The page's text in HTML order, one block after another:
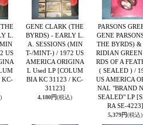
L.
US
KC-
GENE CLARK (THE
BYRDS) - EARLY L.
A. SESSIONS (MIN
T-/MINT-) / 1972 US
AMERICA ORIGINA
L Used LP [COLUM
BIA KC 31123 / KC-
31123]
4,180円(税込)
PARSONS
GENE
THE BYRDS)
RIDIAN
RDS OF A
( SEALED ) /
US AMERICA
NAL "BRAND
SEALED" LP
RA SE-4223]
5,379円(税込)